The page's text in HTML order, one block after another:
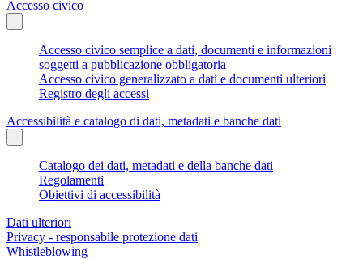
Accesso civico
Accesso civico semplice a dati, documenti e informazioni
soggetti a pubblicazione obbligatoria
Accesso civico generalizzato a dati e documenti ulteriori
Registro degli accessi
Accessibilità e catalogo di dati, metadati e banche dati
Catalogo dei dati, metadati e della banche dati
Regolamenti
Obiettivi di accessibilità
Dati ulteriori
Privacy - responsabile protezione dati
Whistleblowing